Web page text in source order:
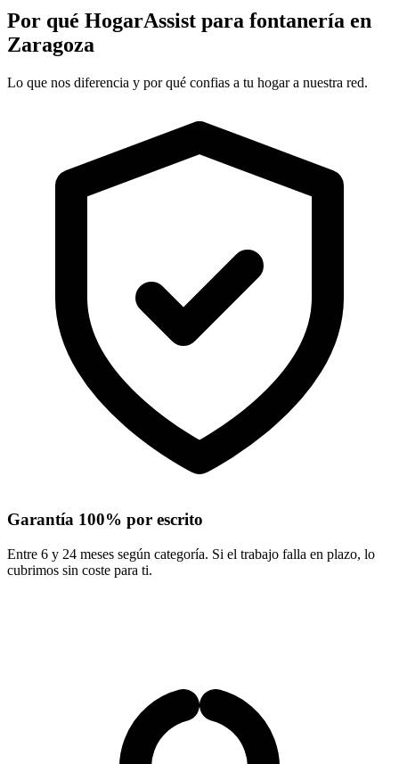
Por qué HogarAssist para fontanería en
Zaragoza
Lo que nos diferencia y por qué confias a tu hogar a nuestra red.
Garantía 100% por escrito
Entre 6 y 24 meses según categoría. Si el trabajo falla en plazo, lo
cubrimos sin coste para ti.